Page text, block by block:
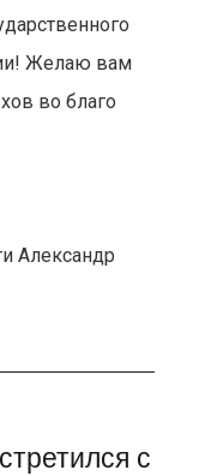
Желаю вам
во благо
Александр
с